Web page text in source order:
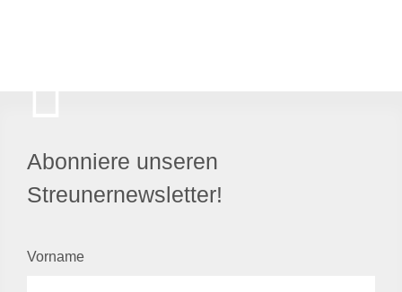
Abonniere unseren
Streunernewsletter!
Vorname